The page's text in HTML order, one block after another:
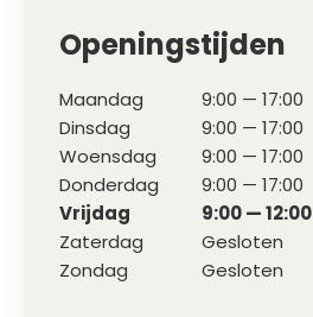
Openingstijden
Maandag
9:00 — 17:00
Dinsdag
9:00 — 17:00
Woensdag
9:00 — 17:00
Donderdag
9:00 — 17:00
Vrijdag
9:00 — 12:00
Zaterdag
Gesloten
Zondag
Gesloten